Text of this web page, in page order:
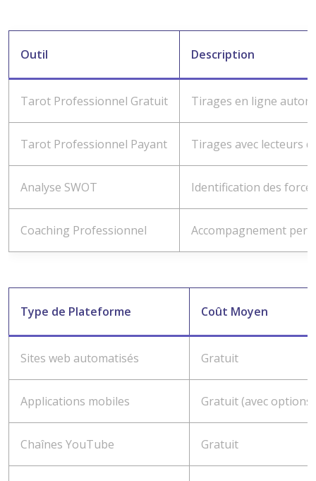
Outil Description
Tarot Professionnel Gratuit Tirages en ligne
Tarot Professionnel Payant Tirages avec lecteurs
Analyse SWOT Identification des
Coaching Professionnel Accompagnement
Type de Plateforme Coût Moyen
Sites web automatisés Gratuit
Applications mobiles Gratuit (avec options
Chaînes YouTube Gratuit